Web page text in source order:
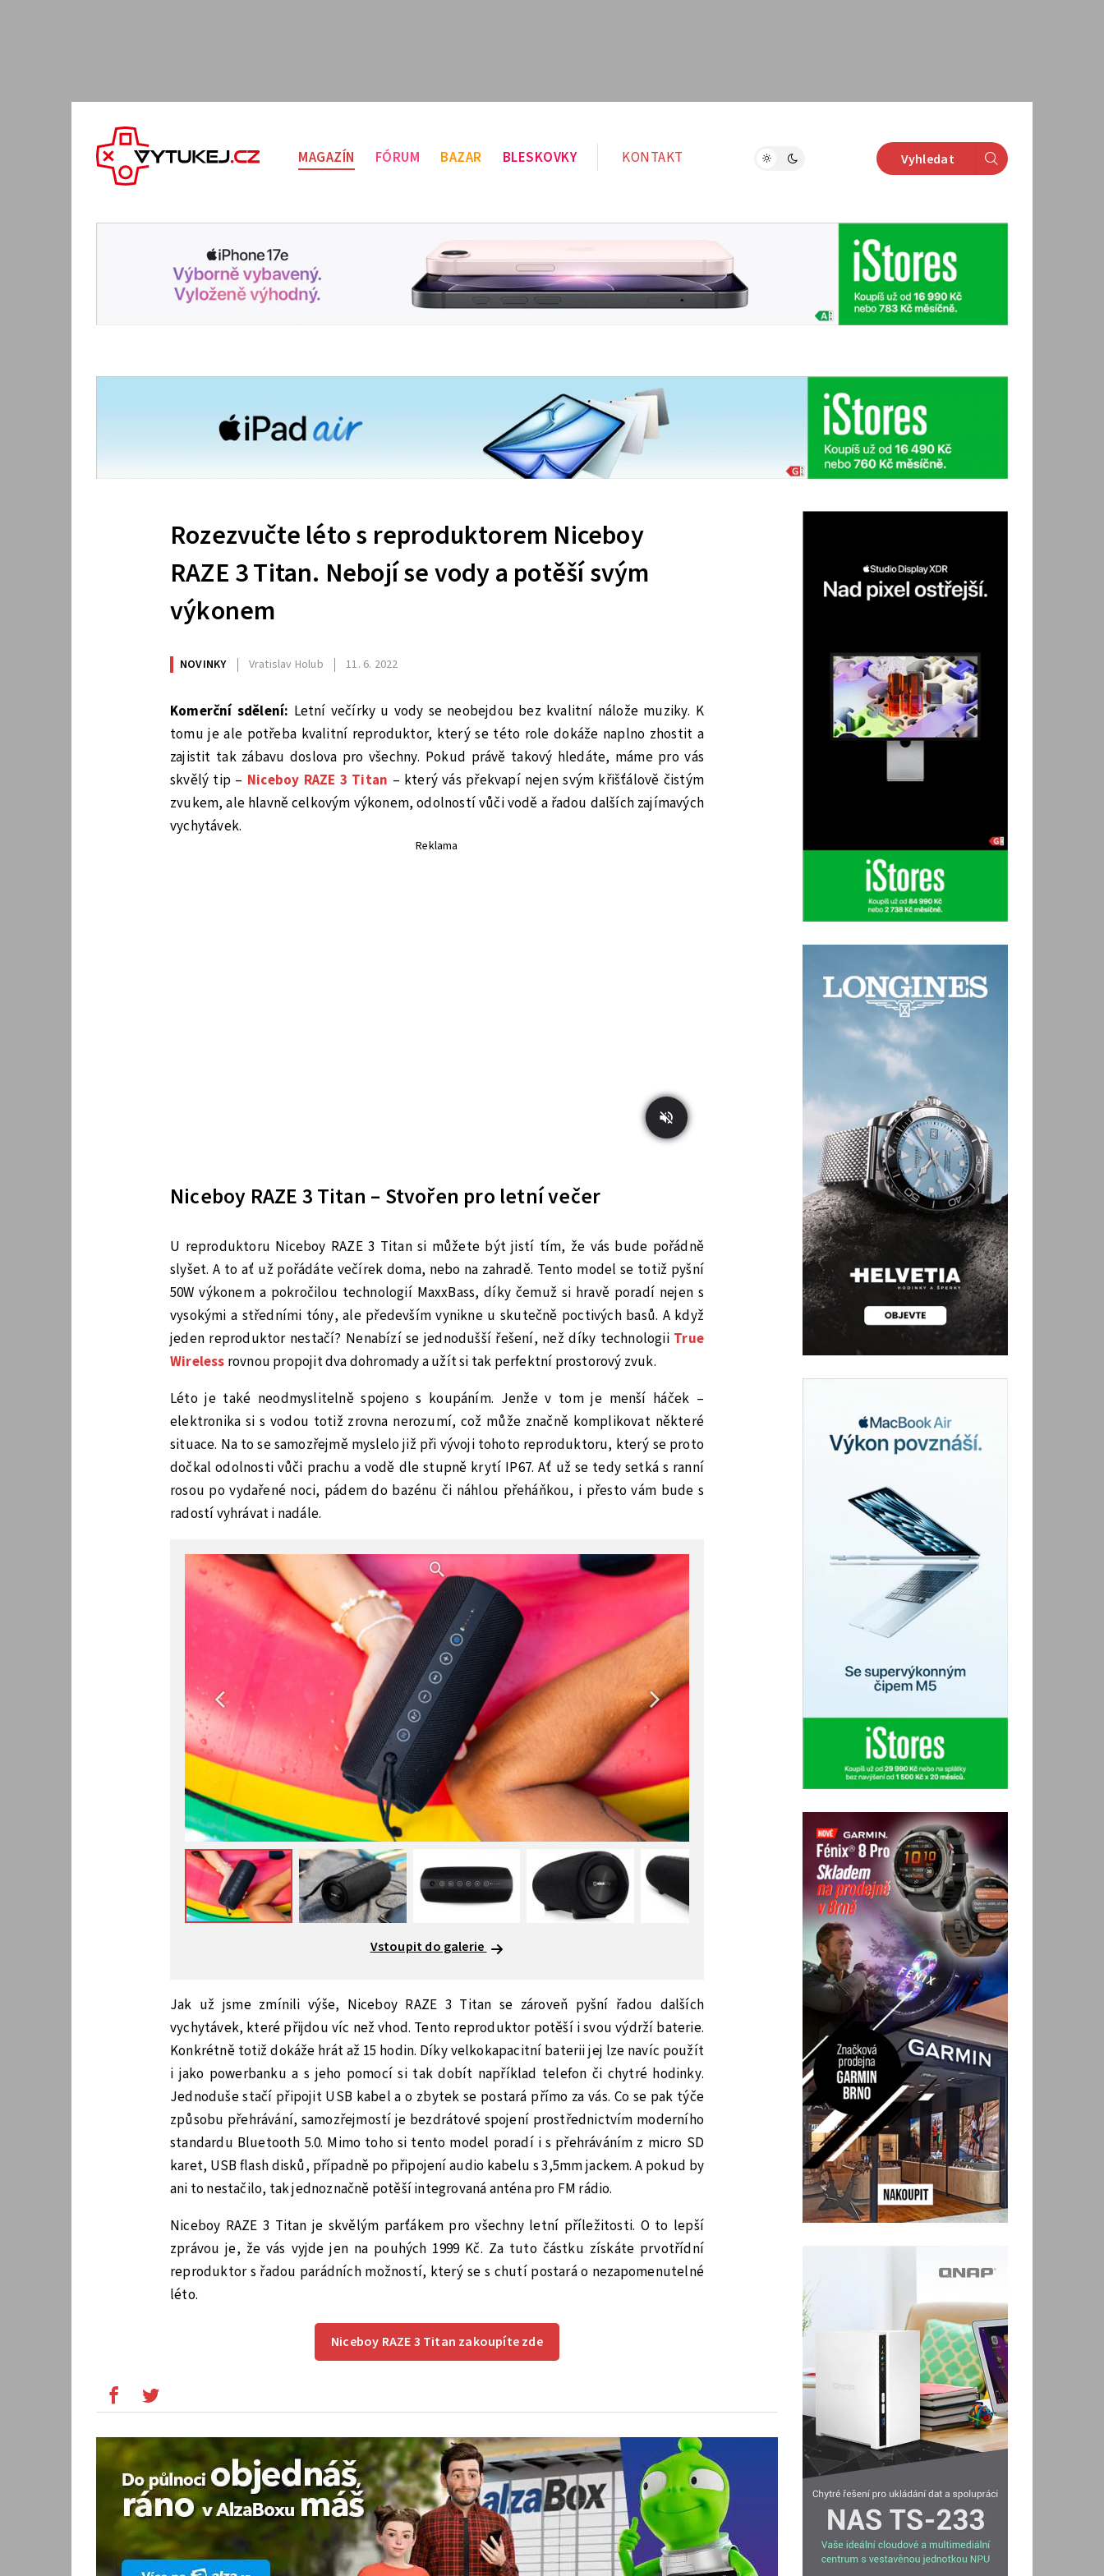
MAGAZÍN FÓRUM BAZAR BLESKOVKY KONTAKT Vyhledat
Rozezvučte léto s reproduktorem Niceboy
RAZE 3 Titan. Nebojí se vody a potěší svým
výkonem
NOVINKY Vratislav Holub 11. 6. 2022
Komerční sdělení: Letní večírky u vody se neobejdou bez kvalitní nálože muziky. K
tomu je ale potřeba kvalitní reproduktor, který se této role dokáže naplno zhostit a
zajistit tak zábavu doslova pro všechny. Pokud právě takový hledáte, máme pro vás
skvělý tip – Niceboy RAZE 3 Titan – který vás překvapí nejen svým křišťálově čistým
zvukem, ale hlavně celkovým výkonem, odolností vůči vodě a řadou dalších zajímavých
vychytávek.
Reklama
Niceboy RAZE 3 Titan – Stvořen pro letní večer
U reproduktoru Niceboy RAZE 3 Titan si můžete být jistí tím, že vás bude pořádně
slyšet. A to ať už pořádáte večírek doma, nebo na zahradě. Tento model se totiž pyšní
50W výkonem a pokročilou technologií MaxxBass, díky čemuž si hravě poradí nejen s
vysokými a středními tóny, ale především vynikne u skutečně poctivých basů. A když
jeden reproduktor nestačí? Nenabízí se jednodušší řešení, než díky technologii True
Wireless rovnou propojit dva dohromady a užít si tak perfektní prostorový zvuk.
Léto je také neodmyslitelně spojeno s koupáním. Jenže v tom je menší háček –
elektronika si s vodou totiž zrovna nerozumí, což může značně komplikovat některé
situace. Na to se samozřejmě myslelo již při vývoji tohoto reproduktoru, který se proto
dočkal odolnosti vůči prachu a vodě dle stupně krytí IP67. Ať už se tedy setká s ranní
rosou po vydařené noci, pádem do bazénu či náhlou přeháňkou, i přesto vám bude s
radostí vyhrávat i nadále.
Vstoupit do galerie
Jak už jsme zmínili výše, Niceboy RAZE 3 Titan se zároveň pyšní řadou dalších
vychytávek, které přijdou víc než vhod. Tento reproduktor potěší i svou výdrží baterie.
Konkrétně totiž dokáže hrát až 15 hodin. Díky velkokapacitní baterii jej lze navíc použít
i jako powerbanku a s jeho pomocí si tak dobít například telefon či chytré hodinky.
Jednoduše stačí připojit USB kabel a o zbytek se postará přímo za vás. Co se pak týče
způsobu přehrávání, samozřejmostí je bezdrátové spojení prostřednictvím moderního
standardu Bluetooth 5.0. Mimo toho si tento model poradí i s přehráváním z micro SD
karet, USB flash disků, případně po připojení audio kabelu s 3,5mm jackem. A pokud by
ani to nestačilo, tak jednoznačně potěší integrovaná anténa pro FM rádio.
Niceboy RAZE 3 Titan je skvělým parťákem pro všechny letní příležitosti. O to lepší
zprávou je, že vás vyjde jen na pouhých 1999 Kč. Za tuto částku získáte prvotřídní
reproduktor s řadou parádních možností, který se s chutí postará o nezapomenutelné
léto.
Niceboy RAZE 3 Titan zakoupíte zde